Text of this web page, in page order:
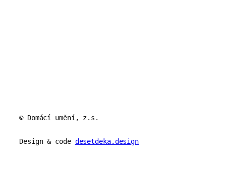
© Domácí umění, z.s.
Design & code desetdeka.design